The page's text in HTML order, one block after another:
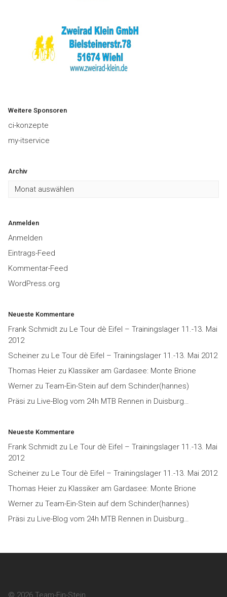
Weitere Sponsoren
ci-konzepte
my-itservice
Archiv
Archiv
Anmelden
Anmelden
Eintrags-Feed
Kommentar-Feed
WordPress.org
Neueste Kommentare
Frank Schmidt zu Le Tour dè Eifel – Trainingslager 11.-13. Mai
2012
Scheiner zu Le Tour dè Eifel – Trainingslager 11.-13. Mai 2012
Thomas Heier zu Klassiker am Gardasee: Monte Brione
Werner zu Team-Ein-Stein auf dem Schinder(hannes)
Präsi zu Live-Blog vom 24h MTB Rennen in Duisburg…
Neueste Kommentare
Frank Schmidt zu Le Tour dè Eifel – Trainingslager 11.-13. Mai
2012
Scheiner zu Le Tour dè Eifel – Trainingslager 11.-13. Mai 2012
Thomas Heier zu Klassiker am Gardasee: Monte Brione
Werner zu Team-Ein-Stein auf dem Schinder(hannes)
Präsi zu Live-Blog vom 24h MTB Rennen in Duisburg…
© 2026 Team-Ein-Stein.